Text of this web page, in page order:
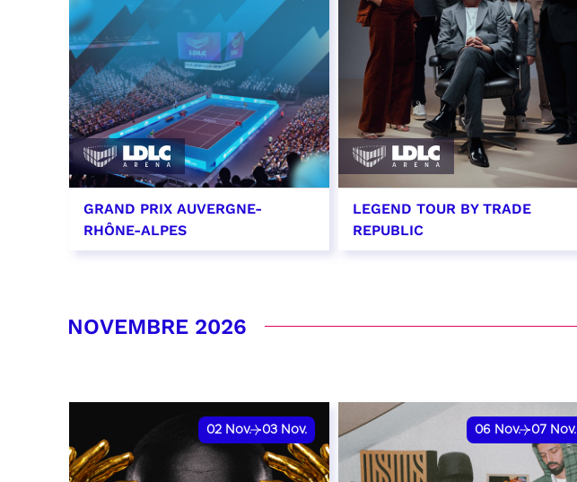
GRAND PRIX AUVERGNE-
RHÔNE-ALPES
LEGEND TOUR BY TRADE
REPUBLIC
NOVEMBRE 2026
02 Nov. 03 Nov. 06 Nov. 07 Nov.